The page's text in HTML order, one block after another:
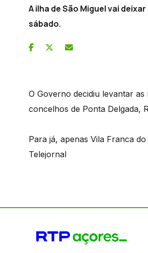
A ilha de São Miguel vai
sábado.
O Governo decidiu levantar
concelhos de Ponta Delgada,
Para já, apenas Vila Franca
Telejornal